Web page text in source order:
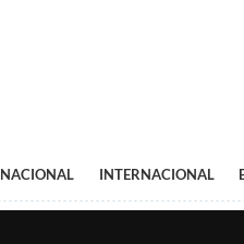
NACIONAL INTERNACIONAL